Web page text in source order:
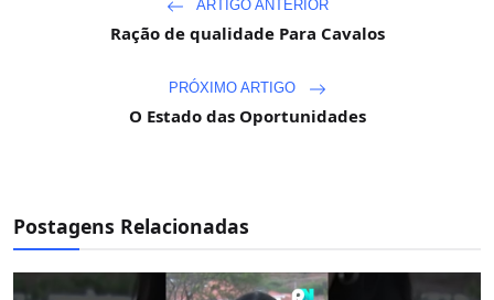
ARTIGO ANTERIOR
Ração de qualidade Para Cavalos
PRÓXIMO ARTIGO
O Estado das Oportunidades
Postagens Relacionadas